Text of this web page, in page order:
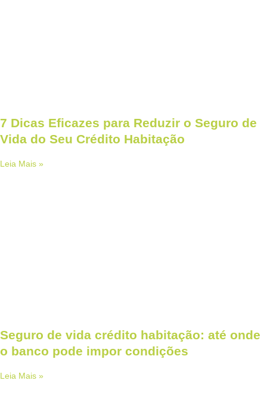
7 Dicas Eficazes para Reduzir o Seguro de
Vida do Seu Crédito Habitação
Leia Mais »
Seguro de vida crédito habitação: até onde
o banco pode impor condições
Leia Mais »